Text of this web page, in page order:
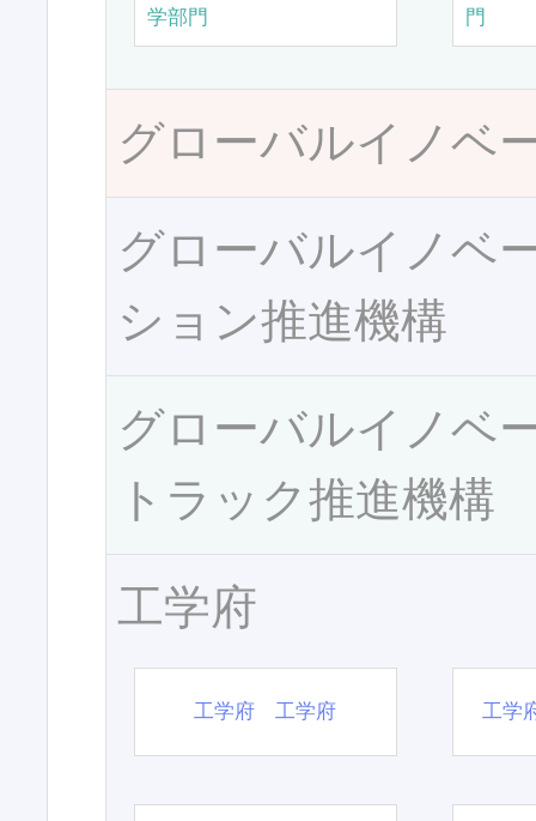
学部門
門
グローバルイノベ
グローバルイノベ
ション推進機構
グローバルイノベ
トラック推進機構
工学府
工学府 工学府 工学